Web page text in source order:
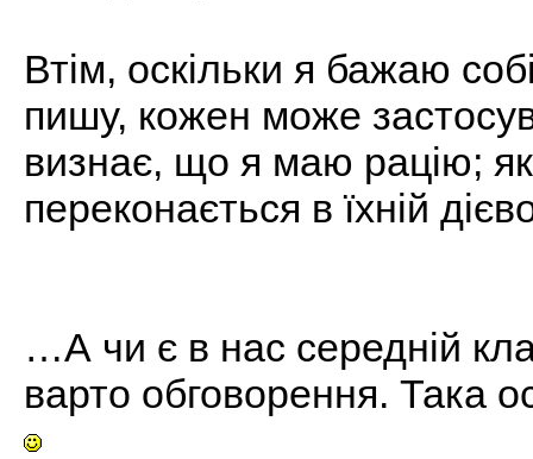
Втім, оскільки я бажаю
пишу, кожен може
визнає, що я маю рацію;
переконається в їхній
…А чи є в нас середній
варто обговорення. Така